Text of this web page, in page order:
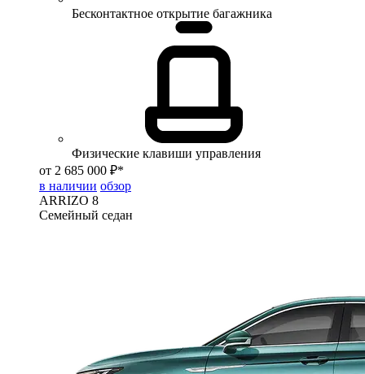
Бесконтактное открытие багажника
Физические клавиши управления
от 2 685 000 ₽*
в наличии обзор
ARRIZO 8
Семейный седан